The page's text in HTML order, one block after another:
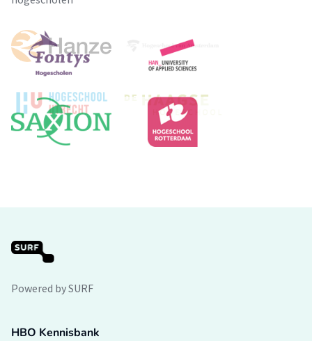
Powered by SURF
HBO Kennisbank